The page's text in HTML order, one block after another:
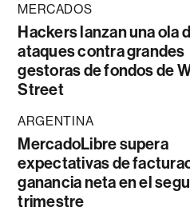
MERCADOS
Hackers lanzan una ola
ataques contra grandes
gestoras de fondos de
Street
ARGENTINA
MercadoLibre supera
expectativas de
ganancia neta en el
trimestre